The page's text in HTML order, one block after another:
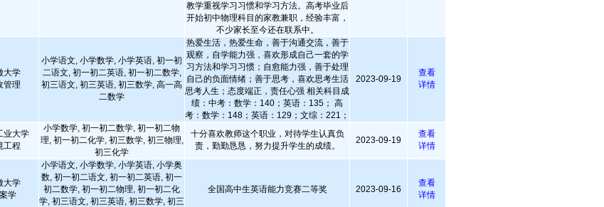
教学重视学习习惯和学习方法。高考毕业后
开始初中物理科目的家教兼职，经验丰富，
不少家长至今还在联系中。
大学
管理
小学语文, 小学数学, 小学英语, 初一初
二语文, 初一初二英语, 初一初二数学,
初三语文, 初三英语, 初三数学, 高一高
二数学
热爱生活，热爱生命，善于沟通交流，善于
观察，自学能力强，喜欢形成自己一套的学
习方法和学习习惯；自愈能力强，善于处理
自己的负面情绪；善于思考，喜欢思考生活
思考人生；态度端正，责任心强 相关科目成
绩：中考：数学：140；英语：135； 高
考：数学：148；英语：129；文综：221；
2023-09-19
查看
详情
业大学
工程
小学数学, 初一初二数学, 初一初二物
理, 初一初二化学, 初三数学, 初三物理,
初三化学
十分喜欢教师这个职业，对待学生认真负
责，勤勤恳恳，努力提升学生的成绩。
2023-09-19
查看
详情
大学
学
小学语文, 小学数学, 小学英语, 小学奥
数, 初一初二语文, 初一初二英语, 初一
初二数学, 初一初二物理, 初一初二化
学, 初三语文, 初三英语, 初三数学, 初三
全国高中生英语能力竞赛二等奖 2023-09-16
查看
详情